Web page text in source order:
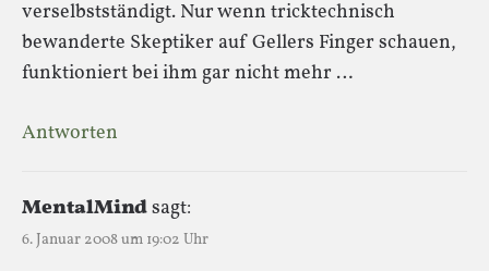
verselbstständigt. Nur wenn tricktechnisch
bewanderte Skeptiker auf Gellers Finger schauen,
funktioniert bei ihm gar nicht mehr …
Antworten
MentalMindsagt:
6. Januar 2008 um 19:02 Uhr